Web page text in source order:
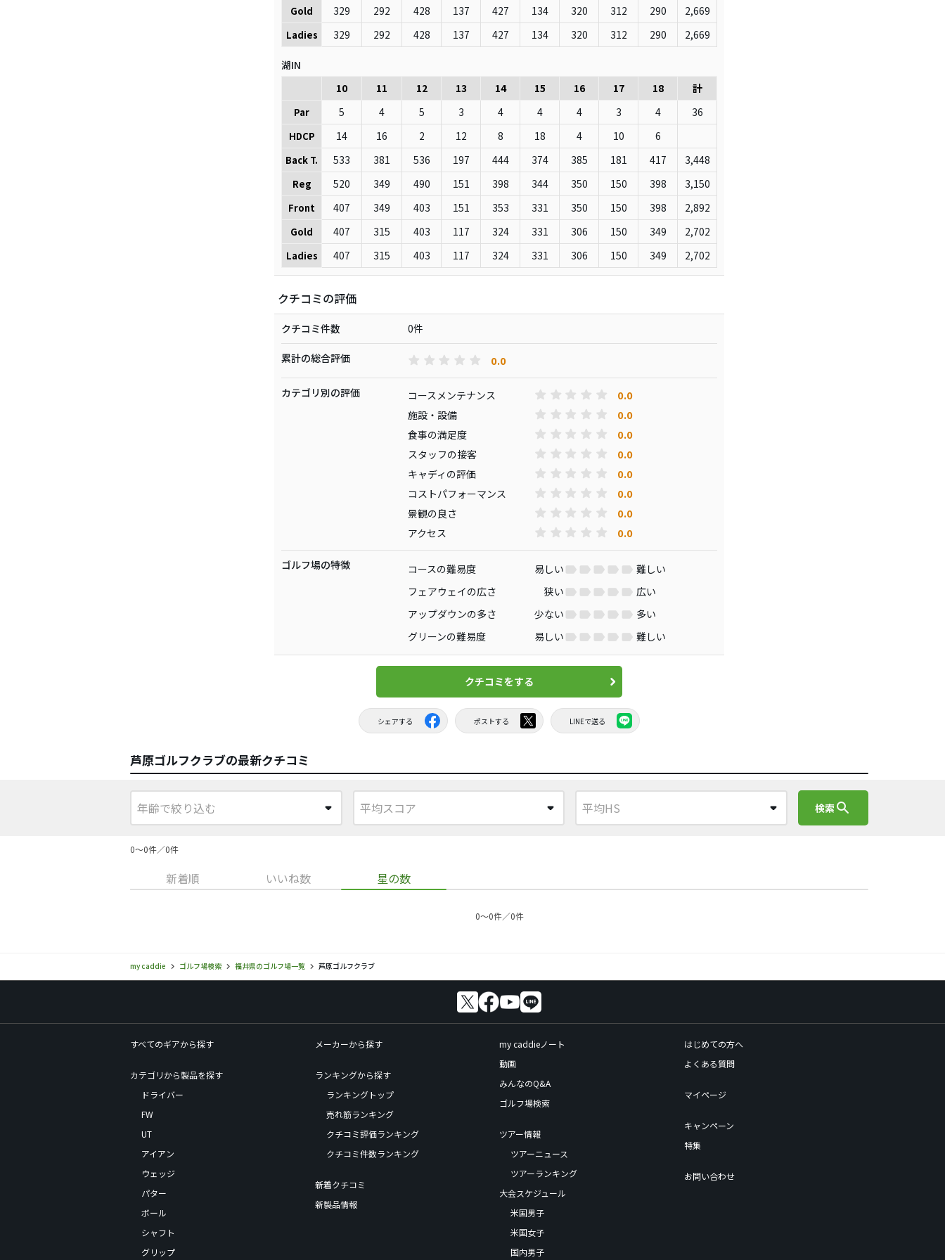
Gold 329 292 428 137 427 134 320 312 290 2,669
Ladies 329 292 428 137 427 134 320 312 290 2,669
湖IN
10
11 12 13 14 15 16 17 18 計
Par 5 4 5 3 4 4 4 3 4 36
HDCP 14 16 2 12 8 18 4 10 6
Back T. 533 381 536 197 444 374 385 181 417 3,448
Reg 520 349 490 151 398 344 350 150 398 3,150
Front 407 349 403 151 353 331 350 150 398 2,892
Gold 407 315 403 117 324 331 306 150 349 2,702
Ladies 407 315 403 117 324 331 306 150 349 2,702
クチコミの評価
クチコミ件数 0件
累計の総合評価 0.0
カテゴリ別の評価 コースメンテナンス 0.0
施設・設備 0.0
食事の満足度 0.0
スタッフの接客 0.0
キャディの評価 0.0
コストパフォーマンス 0.0
景観の良さ 0.0
アクセス 0.0
ゴルフ場の特徴 コースの難易度 易しい
難しい
フェアウェイの広さ
狭い
広い
アップダウンの多さ
少ない
多い
グリーンの難易度
易しい 難しい
クチコミをする
シェアする ポストする LINEで送る
芦原ゴルフクラブの最新クチコミ
検索search
0〜0件／0件
新着順 いいね数 星の数
0〜0件／0件
my caddie ゴルフ場検索 福井県のゴルフ場一覧 芦原ゴルフクラブ
すべてのギアから探す
カテゴリから製品を探す
ドライバー
FW
UT
アイアン
ウェッジ
パター
ボール
シャフト
グリップ
メーカーから探す
ランキングから探す
ランキングトップ
売れ筋ランキング
クチコミ評価ランキング
クチコミ件数ランキング
新着クチコミ
新製品情報
my caddieノート
動画
みんなのQ&A
ゴルフ場検索
ツアー情報
ツアーニュース
ツアーランキング
大会スケジュール
米国男子
米国女子
国内男子
はじめての方へ
よくある質問
マイページ
キャンペーン
特集
お問い合わせ